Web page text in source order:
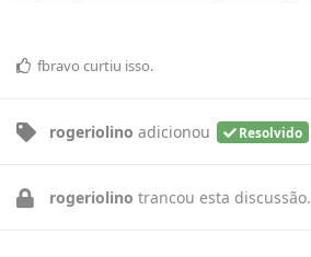
fbravo curtiu isso.
rogeriolino adicionou Resolvido
rogeriolino trancou esta discussão.